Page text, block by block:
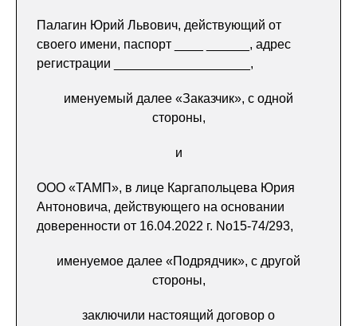
Палагин Юрий Львович, действующий от
своего имени, паспорт ____ ______, адрес
регистрации ___________________,
именуемый далее «Заказчик», с одной
стороны,
и
ООО «ТАМП», в лице Каргапольцева Юрия
Антоновича, действующего на основании
доверенности от 16.04.2022 г. No15-74/293,
именуемое далее «Подрядчик», с другой
стороны,
заключили настоящий договор о